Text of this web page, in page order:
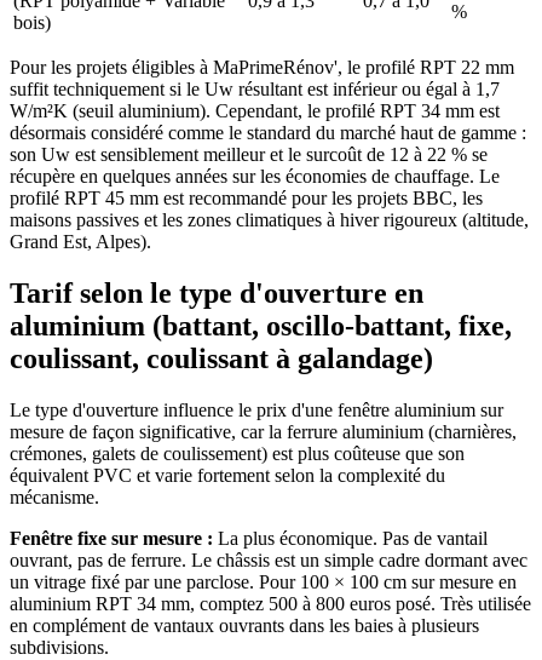
bois)
%
Pour les projets éligibles à MaPrimeRénov', le profilé RPT 22 mm
suffit techniquement si le Uw résultant est inférieur ou égal à 1,7
W/m²K (seuil aluminium). Cependant, le profilé RPT 34 mm est
désormais considéré comme le standard du marché haut de gamme :
son Uw est sensiblement meilleur et le surcoût de 12 à 22 % se
récupère en quelques années sur les économies de chauffage. Le
profilé RPT 45 mm est recommandé pour les projets BBC, les
maisons passives et les zones climatiques à hiver rigoureux (altitude,
Grand Est, Alpes).
Tarif selon le type d'ouverture en
aluminium (battant, oscillo-battant, fixe,
coulissant, coulissant à galandage)
Le type d'ouverture influence le prix d'une fenêtre aluminium sur
mesure de façon significative, car la ferrure aluminium (charnières,
crémones, galets de coulissement) est plus coûteuse que son
équivalent PVC et varie fortement selon la complexité du
mécanisme.
Fenêtre fixe sur mesure : La plus économique. Pas de vantail
ouvrant, pas de ferrure. Le châssis est un simple cadre dormant avec
un vitrage fixé par une parclose. Pour 100 × 100 cm sur mesure en
aluminium RPT 34 mm, comptez 500 à 800 euros posé. Très utilisée
en complément de vantaux ouvrants dans les baies à plusieurs
subdivisions.